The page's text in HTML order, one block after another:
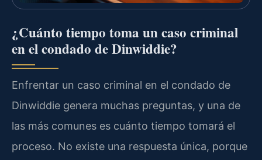
¿Cuánto tiempo toma un caso criminal
en el condado de Dinwiddie?
Enfrentar un caso criminal en el condado de
Dinwiddie genera muchas preguntas, y una de
las más comunes es cuánto tiempo tomará el
proceso. No existe una respuesta única, porque